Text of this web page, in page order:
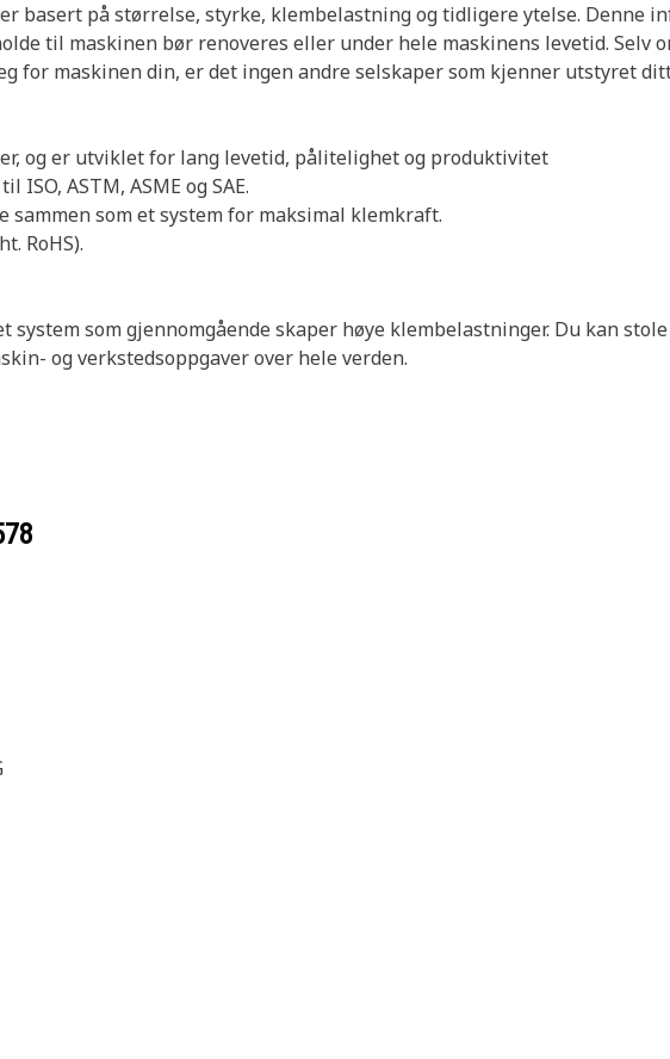
basert på størrelse, styrke, klembelastning og tidligere ytelse. Denne
til maskinen bør renoveres eller under hele maskinens levetid. Selv
for maskinen din, er det ingen andre selskaper som kjenner utstyret
og er utviklet for lang levetid, pålitelighet og produktivitet
ASTM, ASME og SAE.
som et system for maksimal klemkraft.
RoHS).
som gjennomgående skaper høye klembelastninger. Du kan
og verkstedsoppgaver over hele verden.